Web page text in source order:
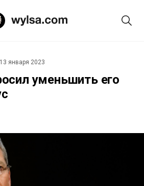
13 января 2023
уменьшить его